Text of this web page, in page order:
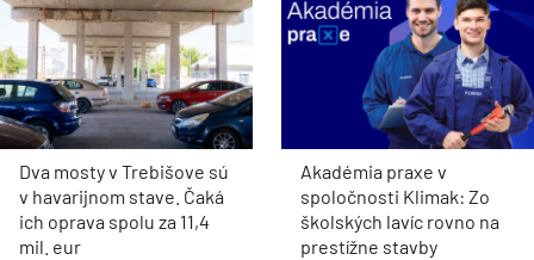
Dva mosty v Trebišove sú
v havarijnom stave. Čaká
ich oprava spolu za 11,4
mil. eur
Akadémia praxe v
spoločnosti Klimak: Zo
školských lavíc rovno na
prestížne stavby